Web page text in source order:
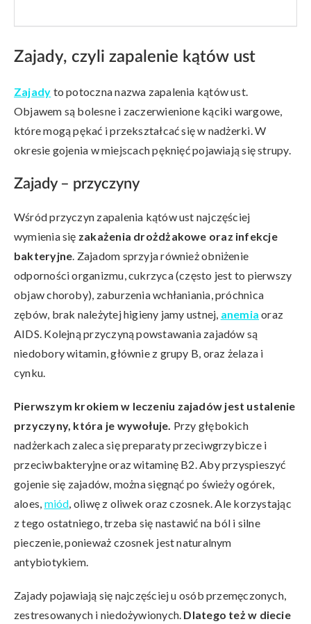
Zajady, czyli zapalenie kątów ust
Zajady to potoczna nazwa zapalenia kątów ust.
Objawem są bolesne i zaczerwienione kąciki wargowe,
które mogą pękać i przekształcać się w nadżerki. W
okresie gojenia w miejscach pęknięć pojawiają się strupy.
Zajady – przyczyny
Wśród przyczyn zapalenia kątów ust najczęściej
wymienia się zakażenia drożdżakowe oraz infekcje
bakteryjne. Zajadom sprzyja również obniżenie
odporności organizmu, cukrzyca (często jest to pierwszy
objaw choroby), zaburzenia wchłaniania, próchnica
zębów, brak należytej higieny jamy ustnej, anemia oraz
AIDS. Kolejną przyczyną powstawania zajadów są
niedobory witamin, głównie z grupy B, oraz żelaza i
cynku.
Pierwszym krokiem w leczeniu zajadów jest ustalenie
przyczyny, która je wywołuje. Przy głębokich
nadżerkach zaleca się preparaty przeciwgrzybicze i
przeciwbakteryjne oraz witaminę B2. Aby przyspieszyć
gojenie się zajadów, można sięgnąć po świeży ogórek,
aloes, miód, oliwę z oliwek oraz czosnek. Ale korzystając
z tego ostatniego, trzeba się nastawić na ból i silne
pieczenie, ponieważ czosnek jest naturalnym
antybiotykiem.
Zajady pojawiają się najczęściej u osób przemęczonych,
zestresowanych i niedożywionych. Dlatego też w diecie